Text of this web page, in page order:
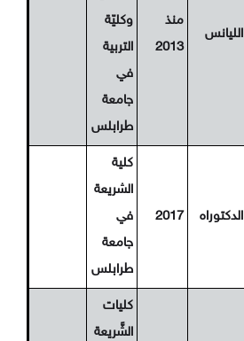
الليانس
منذ
2013
وكليّة
التربية
في
جامعة
طرابلس
الدكتوراه 2017
كلية
الشريعة
في
جامعة
طرابلس
كليات
الشَّريعة